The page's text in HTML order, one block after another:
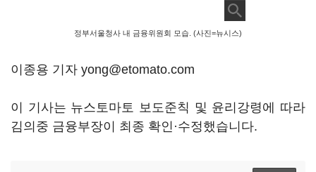
정부서울청사 내 금융위원회 모습. (사진=뉴시스)
이종용 기자 yong@etomato.com
이 기사는 뉴스토마토 보도준칙 및 윤리강령에 따라
김의중 금융부장이 최종 확인·수정했습니다.